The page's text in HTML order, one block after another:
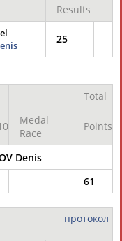
КНОПКИ
inform@infosport.ru
Results
25
Total
Medal
Race
Points
Denis
61
протокол